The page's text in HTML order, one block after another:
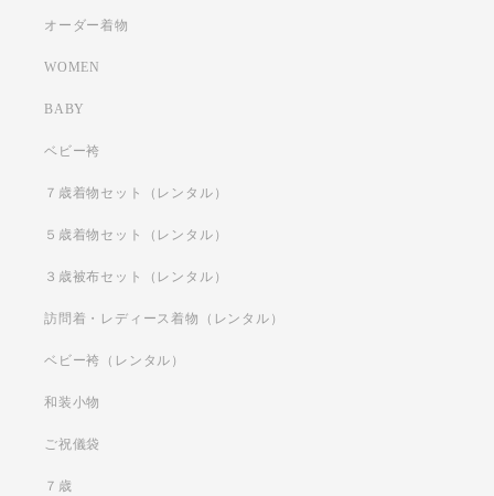
オーダー着物
WOMEN
BABY
ベビー袴
７歳着物セット（レンタル）
５歳着物セット（レンタル）
３歳被布セット（レンタル）
訪問着・レディース着物（レンタル）
ベビー袴（レンタル）
和装小物
ご祝儀袋
７歳